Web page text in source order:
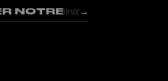
NOTREWORK→